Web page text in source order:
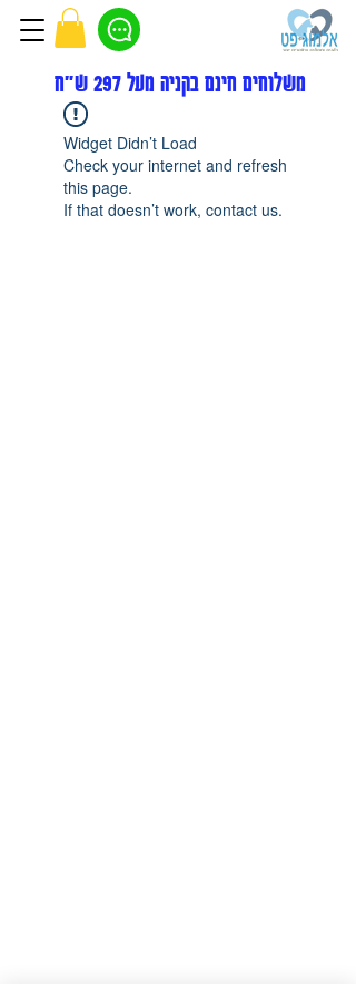
משלוחים חינם בקניה מעל 297 ש"ח
Widget Didn’t Load
Check your internet and refresh
this page.
If that doesn’t work, contact us.